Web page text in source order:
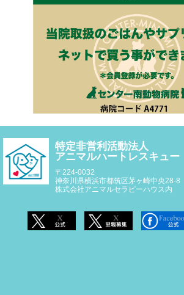
特定非営利活動法人
アニマルハートレスキュー
〒224-0032
神奈川県横浜市都筑区茅ヶ崎中央28-8
株式会社アニマルセラピーハウス内